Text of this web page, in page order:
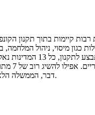
רבות קיימות בתוך תקנון
כגון מיסוי, ניהול
להתבצע לתקנון,
דבר, הממשלה הלאומית הייתה חלשה צריכה להיות שונה.